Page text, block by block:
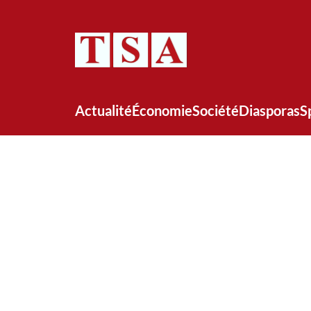
ActualitéÉconomieSociétéDiasporas